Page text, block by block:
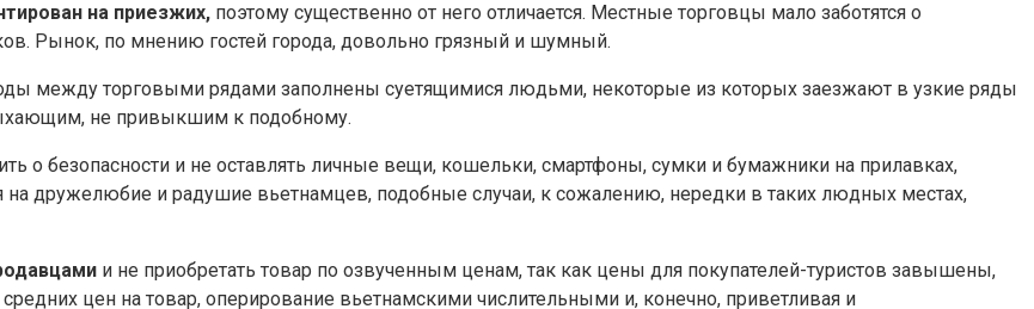
на приезжих, поэтому существенно от него отличается. Местные торговцы мало заботятся о
Рынок, по мнению гостей города, довольно грязный и шумный.
между торговыми рядами заполнены суетящимися людьми, некоторые из которых заезжают в узкие ряды
не привыкшим к подобному.
о безопасности и не оставлять личные вещи, кошельки, смартфоны, сумки и бумажники на прилавках,
на дружелюбие и радушие вьетнамцев, подобные случаи, к сожалению, нередки в таких людных местах,
и не приобретать товар по озвученным ценам, так как цены для покупателей-туристов завышены,
цен на товар, оперирование вьетнамскими числительными и, конечно, приветливая и